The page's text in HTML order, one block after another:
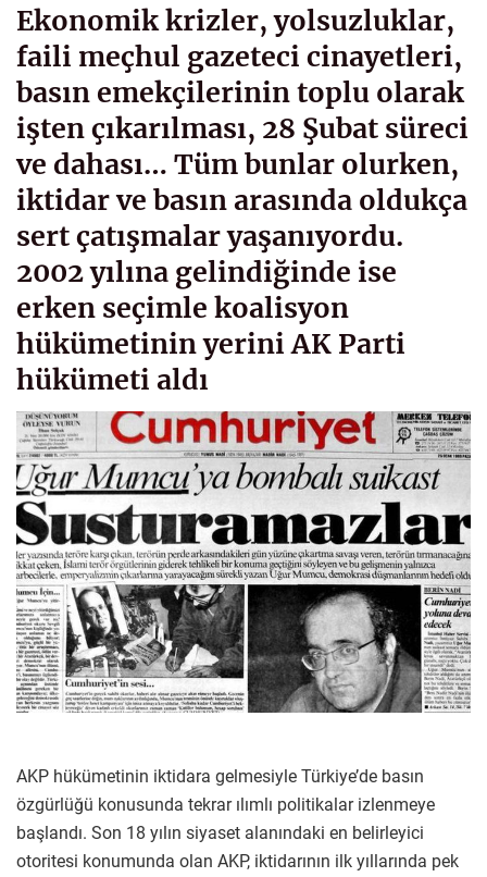
Ekonomik krizler, yolsuzluklar,
faili meçhul gazeteci cinayetleri,
basın emekçilerinin toplu olarak
işten çıkarılması, 28 Şubat süreci
ve dahası… Tüm bunlar olurken,
iktidar ve basın arasında oldukça
sert çatışmalar yaşanıyordu.
2002 yılına gelindiğinde ise
erken seçimle koalisyon
hükümetinin yerini AK Parti
hükümeti aldı
AKP hükümetinin iktidara gelmesiyle Türkiye’de basın
özgürlüğü konusunda tekrar ılımlı politikalar izlenmeye
başlandı. Son 18 yılın siyaset alanındaki en belirleyici
otoritesi konumunda olan AKP, iktidarının ilk yıllarında pek